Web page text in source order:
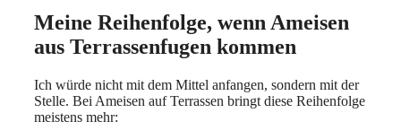
Meine Reihenfolge, wenn Ameisen
aus Terrassenfugen kommen
Ich würde nicht mit dem Mittel anfangen, sondern mit der
Stelle. Bei Ameisen auf Terrassen bringt diese Reihenfolge
meistens mehr: